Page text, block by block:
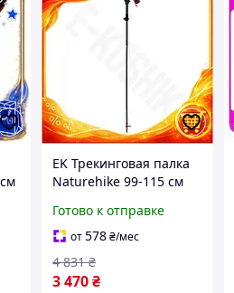
EK Трекинговая палка
Naturehike 99-115 см
бордовая для туризма
и горных походов
легкая HFX17_E
Готово к отправке
от578₴/мес
3 470₴
4 831 ₴